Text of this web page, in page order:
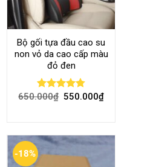
Bộ gối tựa đầu cao su
non vỏ da cao cấp màu
đỏ đen
Rated4.80
650.000₫ 550.000₫
-18%